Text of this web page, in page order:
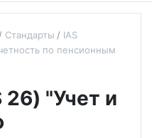
Стандарты
IAS
по пенсионным
"Учет и